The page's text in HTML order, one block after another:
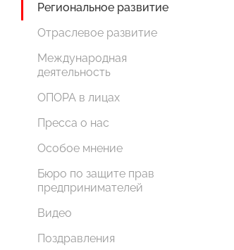
Региональное развитие
Отраслевое развитие
Международная
деятельность
ОПОРА в лицах
Пресса о нас
Особое мнение
Бюро по защите прав
предпринимателей
Видео
Поздравления